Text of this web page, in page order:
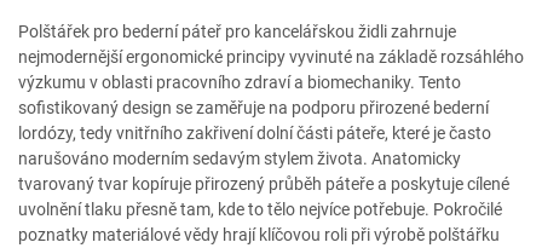
Polštářek pro bederní páteř pro kancelářskou židli zahrnuje
nejmodernější ergonomické principy vyvinuté na základě rozsáhlého
výzkumu v oblasti pracovního zdraví a biomechaniky. Tento
sofistikovaný design se zaměřuje na podporu přirozené bederní
lordózy, tedy vnitřního zakřivení dolní části páteře, které je často
narušováno moderním sedavým stylem života. Anatomicky
tvarovaný tvar kopíruje přirozený průběh páteře a poskytuje cílené
uvolnění tlaku přesně tam, kde to tělo nejvíce potřebuje. Pokročilé
poznatky materiálové vědy hrají klíčovou roli při výrobě polštářku